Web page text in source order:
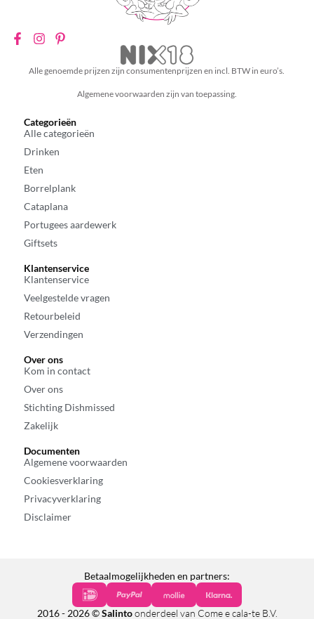
Alle genoemde prijzen zijn consumentenprijzen en incl. BTW in euro’s.
Algemene voorwaarden zijn van toepassing.
Categorieën
Alle categorieën
Drinken
Eten
Borrelplank
Cataplana
Portugees aardewerk
Giftsets
Klantenservice
Klantenservice
Veelgestelde vragen
Retourbeleid
Verzendingen
Over ons
Kom in contact
Over ons
Stichting Dishmissed
Zakelijk
Documenten
Algemene voorwaarden
Cookiesverklaring
Privacyverklaring
Disclaimer
Betaalmogelijkheden en partners:
2016 - 2026 ©Salinto onderdeel van Come e cala-te B.V.